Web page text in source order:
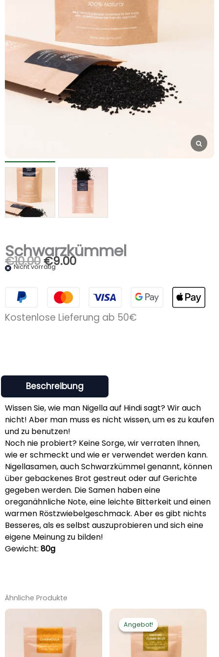
Schwarzkümmel
€10.00Ursprünglicher
war:
€10.00
€9.00Aktueller
€9.00.
Nicht vorrätig
Kostenlose Lieferung ab 50€
Beschreibung
Wissen Sie, wie man Nigella auf Hindi sagt? Wir auch
nicht! Aber man muss es nicht wissen, um es zu kaufen
und zu benutzen!
Noch nie probiert? Keine Sorge, wir verraten Ihnen,
wie er schmeckt und wie er verwendet werden kann.
Nigellasamen, auch Schwarzkümmel genannt, können
über gebackenes Brot gestreut oder auf Gerichte
gegeben werden. Die Samen haben eine
oreganähnliche Note, eine leichte Bitterkeit und einen
warmen Röstzwiebelgeschmack. Aber es gibt nichts
Besseres, als es selbst auszuprobieren und sich eine
eigene Meinung zu bilden!
Gewicht: 80g
Ähnliche Produkte
Angebot!
Angebot!
Ursprünglicher
war:
€3.90
Aktueller
ist:
€3.12.